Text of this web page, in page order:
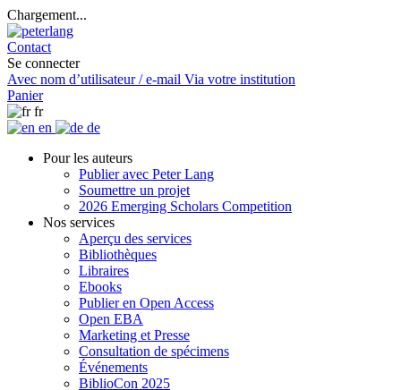
Chargement...
Contact
Se connecter
Avec nom d’utilisateur / e-mail Via votre institution
Panier
fr
en
de
Pour les auteurs
Publier avec Peter Lang
Soumettre un projet
2026 Emerging Scholars Competition
Nos services
Aperçu des services
Bibliothèques
Libraires
Ebooks
Publier en Open Access
Open EBA
Marketing et Presse
Consultation de spécimens
Événements
BiblioCon 2025